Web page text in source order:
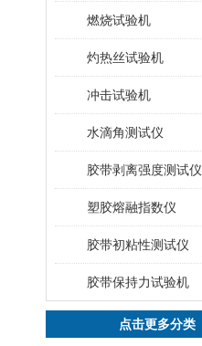
燃烧试验机
灼热丝试验机
冲击试验机
水滴角测试仪
胶带剥离强度测试仪
塑胶熔融指数仪
胶带初粘性测试仪
胶带保持力试验机
点击更多分类